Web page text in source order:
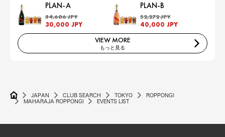
PLAN-A
34,606 JPY
30,000 JPY
PLAN-B
52,272 JPY
40,000 JPY
VIEW MORE
もっと見る
JAPAN CLUB SEARCH TOKYO
ROPPONGI
MAHARAJA ROPPONGI
EVENTS LIST